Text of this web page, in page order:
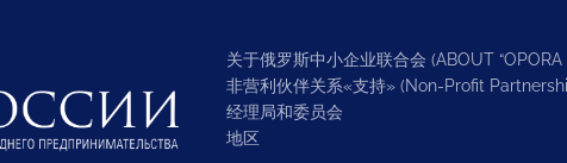
关于俄罗斯中小企业联合会 (ABOUT “OPORA
非营利伙伴关系«支持» (Non-Profit
经理局和委员会
地区